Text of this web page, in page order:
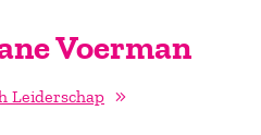
Voerman
Leiderschap